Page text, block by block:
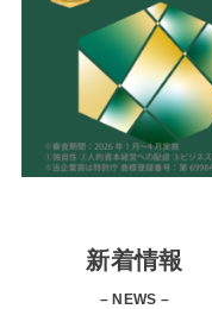
新着情報
– NEWS –